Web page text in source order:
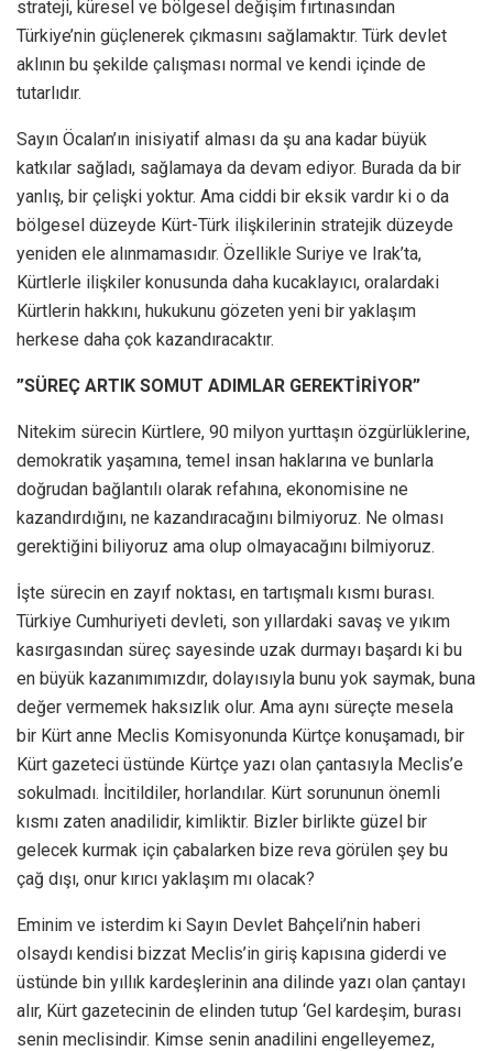
strateji, küresel ve bölgesel değişim fırtınasından
Türkiye’nin güçlenerek çıkmasını sağlamaktır. Türk devlet
aklının bu şekilde çalışması normal ve kendi içinde de
tutarlıdır.
Sayın Öcalan’ın inisiyatif alması da şu ana kadar büyük
katkılar sağladı, sağlamaya da devam ediyor. Burada da bir
yanlış, bir çelişki yoktur. Ama ciddi bir eksik vardır ki o da
bölgesel düzeyde Kürt-Türk ilişkilerinin stratejik düzeyde
yeniden ele alınmamasıdır. Özellikle Suriye ve Irak’ta,
Kürtlerle ilişkiler konusunda daha kucaklayıcı, oralardaki
Kürtlerin hakkını, hukukunu gözeten yeni bir yaklaşım
herkese daha çok kazandıracaktır.
”SÜREÇ ARTIK SOMUT ADIMLAR GEREKTİRİYOR”
Nitekim sürecin Kürtlere, 90 milyon yurttaşın özgürlüklerine,
demokratik yaşamına, temel insan haklarına ve bunlarla
doğrudan bağlantılı olarak refahına, ekonomisine ne
kazandırdığını, ne kazandıracağını bilmiyoruz. Ne olması
gerektiğini biliyoruz ama olup olmayacağını bilmiyoruz.
İşte sürecin en zayıf noktası, en tartışmalı kısmı burası.
Türkiye Cumhuriyeti devleti, son yıllardaki savaş ve yıkım
kasırgasından süreç sayesinde uzak durmayı başardı ki bu
en büyük kazanımımızdır, dolayısıyla bunu yok saymak, buna
değer vermemek haksızlık olur. Ama aynı süreçte mesela
bir Kürt anne Meclis Komisyonunda Kürtçe konuşamadı, bir
Kürt gazeteci üstünde Kürtçe yazı olan çantasıyla Meclis’e
sokulmadı. İncitildiler, horlandılar. Kürt sorununun önemli
kısmı zaten anadilidir, kimliktir. Bizler birlikte güzel bir
gelecek kurmak için çabalarken bize reva görülen şey bu
çağ dışı, onur kırıcı yaklaşım mı olacak?
Eminim ve isterdim ki Sayın Devlet Bahçeli’nin haberi
olsaydı kendisi bizzat Meclis’in giriş kapısına giderdi ve
üstünde bin yıllık kardeşlerinin ana dilinde yazı olan çantayı
alır, Kürt gazetecinin de elinden tutup ‘Gel kardeşim, burası
senin meclisindir. Kimse senin anadilini engelleyemez,